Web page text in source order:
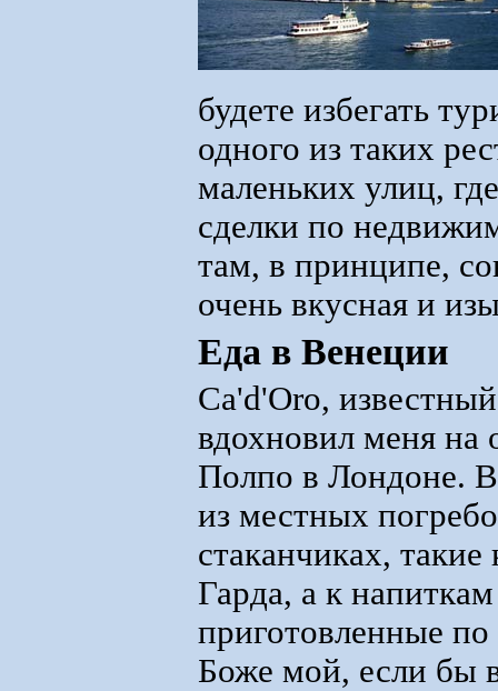
будете избегать
одного из таких
маленьких улиц,
сделки по
там, в принципе,
очень вкусная и
Еда в Венеции
Ca'd'Oro,
вдохновил меня на
Полпо в Лондоне. В
из местных
стаканчиках, такие
Гарда, а к
приготовленные
Боже мой, если бы